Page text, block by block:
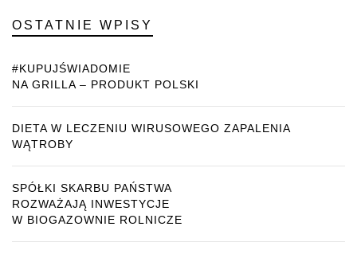
OSTATNIE WPISY
#KUPUJŚWIADOMIE
NA GRILLA – PRODUKT POLSKI
DIETA W LECZENIU WIRUSOWEGO ZAPALENIA
WĄTROBY
SPÓŁKI SKARBU PAŃSTWA
ROZWAŻAJĄ INWESTYCJE
W BIOGAZOWNIE ROLNICZE